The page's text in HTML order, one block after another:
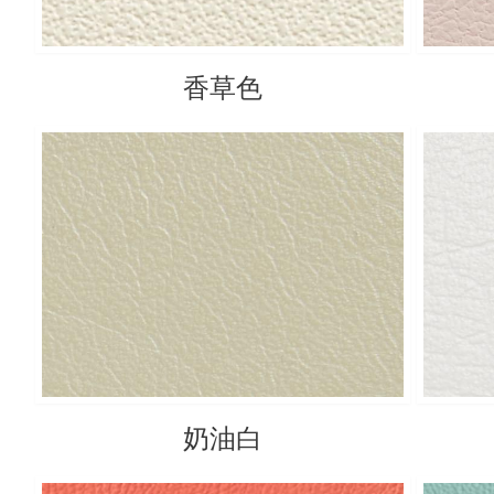
香草色
奶油白